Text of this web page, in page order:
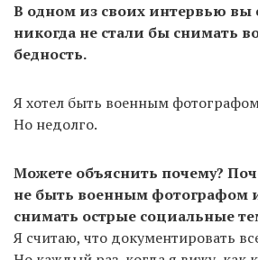
В одном из своих интервью вы
никогда не стали бы снимать
бедность.
Я хотел быть военным
Но недолго.
Можете объяснить почему?
не быть военным фотографом
снимать острые социальные
Я считаю, что документировать